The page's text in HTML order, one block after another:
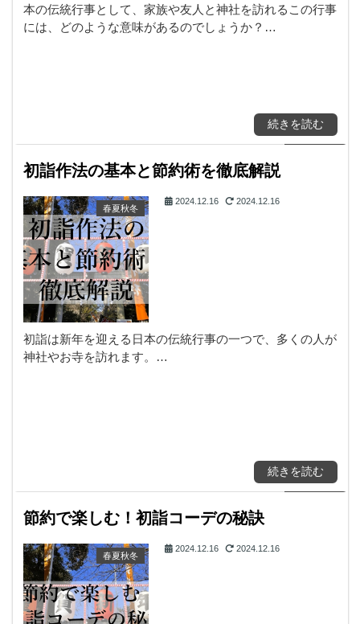
本の伝統行事として、家族や友人と神社を訪れるこの行事
には、どのような意味があるのでしょうか？…
続きを読む
初詣作法の基本と節約術を徹底解説
春夏秋冬
2024.12.16 2024.12.16
初詣は新年を迎える日本の伝統行事の一つで、多くの人が
神社やお寺を訪れます。…
続きを読む
節約で楽しむ！初詣コーデの秘訣
春夏秋冬
2024.12.16 2024.12.16